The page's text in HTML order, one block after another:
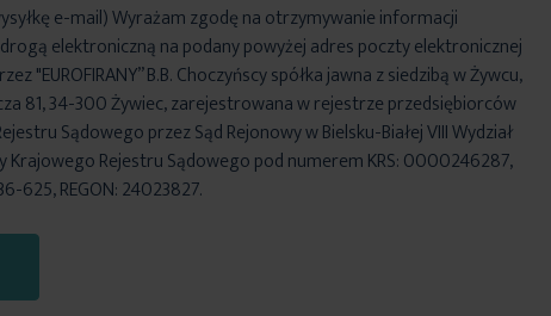
e-mail) Wyrażam zgodę na otrzymywanie informacji
elektroniczną na podany powyżej adres poczty elektronicznej
"EUROFIRANY” B.B. Choczyńscy spółka jawna z siedzibą w Żywcu,
81, 34-300 Żywiec, zarejestrowana w rejestrze przedsiębiorców
Sądowego przez Sąd Rejonowy w Bielsku-Białej VIII Wydział
Krajowego Rejestru Sądowego pod numerem KRS: 0000246287,
625, REGON: 24023827.